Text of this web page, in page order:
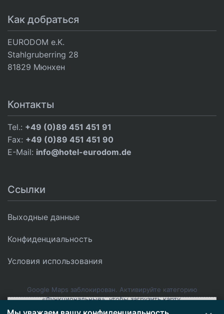
Как добраться
EURODOM e.K.
Stahlgruberring 28
81829 Мюнхен
Контакты
Tel.: +49 (0)89 451 451 91
Fax: +49 (0)89 451 451 90
E-Mail: info@hotel-eurodom.de
Ссылки
Выходные данные
Конфиденциальность
Условия использования
Google Maps заблокирован. Активируйте категорию
«Функциональные», чтобы загрузить карту.